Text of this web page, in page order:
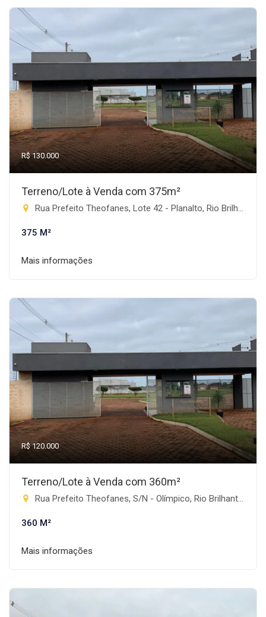
R$ 130.000
Terreno/Lote à Venda com 375m²
Rua Prefeito Theofanes, Lote 42 - Planalto, Rio Brilhante-MS
375 M²
Mais informações
R$ 120.000
Terreno/Lote à Venda com 360m²
Rua Prefeito Theofanes, S/N - Olímpico, Rio Brilhante-MS
360 M²
Mais informações